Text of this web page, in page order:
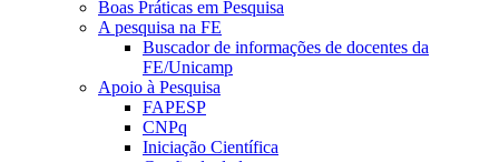
Boas Práticas em Pesquisa
A pesquisa na FE
Buscador de informações de docentes da
FE/Unicamp
Apoio à Pesquisa
FAPESP
CNPq
Iniciação Científica